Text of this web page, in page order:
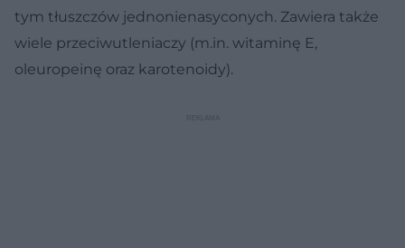
tym tłuszczów jednonienasyconych. Zawiera także
wiele przeciwutleniaczy (m.in. witaminę E,
oleuropeinę oraz karotenoidy).